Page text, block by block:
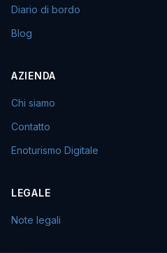
Diario di bordo
Blog
AZIENDA
Chi siamo
Contatto
Enoturismo Digitale
LEGALE
Note legali